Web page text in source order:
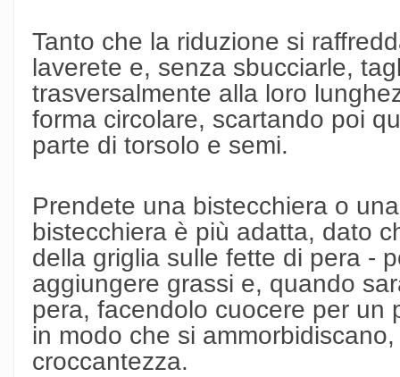
Tanto che la riduzione si
laverete e, senza sbucciarle,
trasversalmente alla loro
forma circolare, scartando poi
parte di torsolo e semi.
Prendete una bistecchiera o
bistecchiera è più adatta, dato
della griglia sulle fette di pera -
aggiungere grassi e, quando
pera, facendolo cuocere per un
in modo che si
croccantezza.